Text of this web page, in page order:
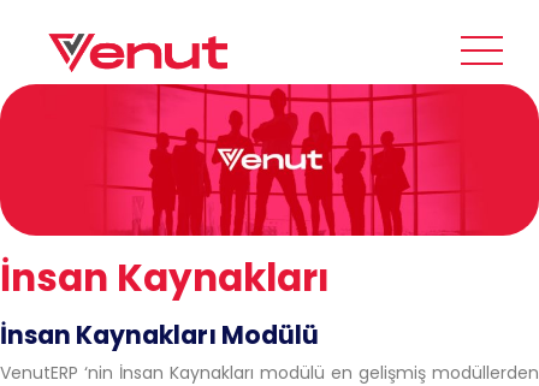
İnsan Kaynakları
İnsan Kaynakları Modülü
VenutERP ‘nin İnsan Kaynakları modülü en gelişmiş modüllerden